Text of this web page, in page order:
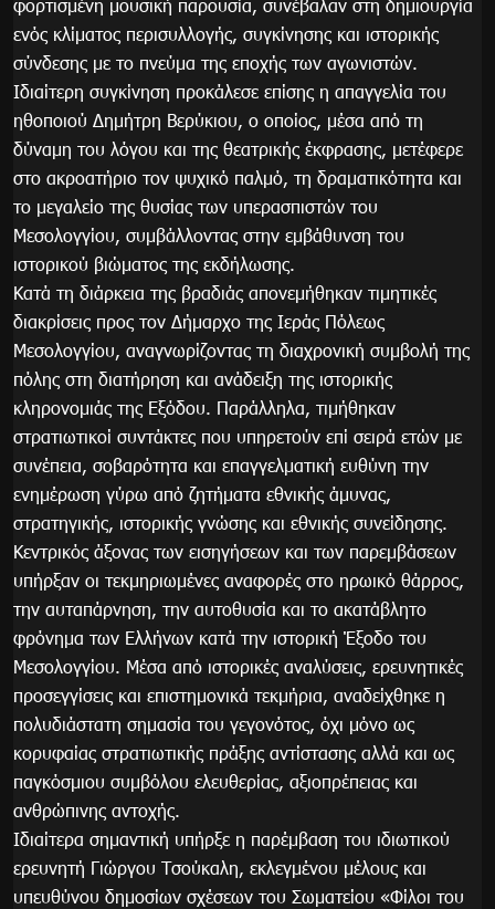
φορτισμένη μουσική παρουσία, συνέβαλαν στη δημιουργία
ενός κλίματος περισυλλογής, συγκίνησης και ιστορικής
σύνδεσης με το πνεύμα της εποχής των αγωνιστών.
Ιδιαίτερη συγκίνηση προκάλεσε επίσης η απαγγελία του
ηθοποιού Δημήτρη Βερύκιου, ο οποίος, μέσα από τη
δύναμη του λόγου και της θεατρικής έκφρασης, μετέφερε
στο ακροατήριο τον ψυχικό παλμό, τη δραματικότητα και
το μεγαλείο της θυσίας των υπερασπιστών του
Μεσολογγίου, συμβάλλοντας στην εμβάθυνση του
ιστορικού βιώματος της εκδήλωσης.
Κατά τη διάρκεια της βραδιάς απονεμήθηκαν τιμητικές
διακρίσεις προς τον Δήμαρχο της Ιεράς Πόλεως
Μεσολογγίου, αναγνωρίζοντας τη διαχρονική συμβολή της
πόλης στη διατήρηση και ανάδειξη της ιστορικής
κληρονομιάς της Εξόδου. Παράλληλα, τιμήθηκαν
στρατιωτικοί συντάκτες που υπηρετούν επί σειρά ετών με
συνέπεια, σοβαρότητα και επαγγελματική ευθύνη την
ενημέρωση γύρω από ζητήματα εθνικής άμυνας,
στρατηγικής, ιστορικής γνώσης και εθνικής συνείδησης.
Κεντρικός άξονας των εισηγήσεων και των παρεμβάσεων
υπήρξαν οι τεκμηριωμένες αναφορές στο ηρωικό θάρρος,
την αυταπάρνηση, την αυτοθυσία και το ακατάβλητο
φρόνημα των Ελλήνων κατά την ιστορική Έξοδο του
Μεσολογγίου. Μέσα από ιστορικές αναλύσεις, ερευνητικές
προσεγγίσεις και επιστημονικά τεκμήρια, αναδείχθηκε η
πολυδιάστατη σημασία του γεγονότος, όχι μόνο ως
κορυφαίας στρατιωτικής πράξης αντίστασης αλλά και ως
παγκόσμιου συμβόλου ελευθερίας, αξιοπρέπειας και
ανθρώπινης αντοχής.
Ιδιαίτερα σημαντική υπήρξε η παρέμβαση του ιδιωτικού
ερευνητή Γιώργου Τσούκαλη, εκλεγμένου μέλους και
υπευθύνου δημοσίων σχέσεων του Σωματείου «Φίλοι του